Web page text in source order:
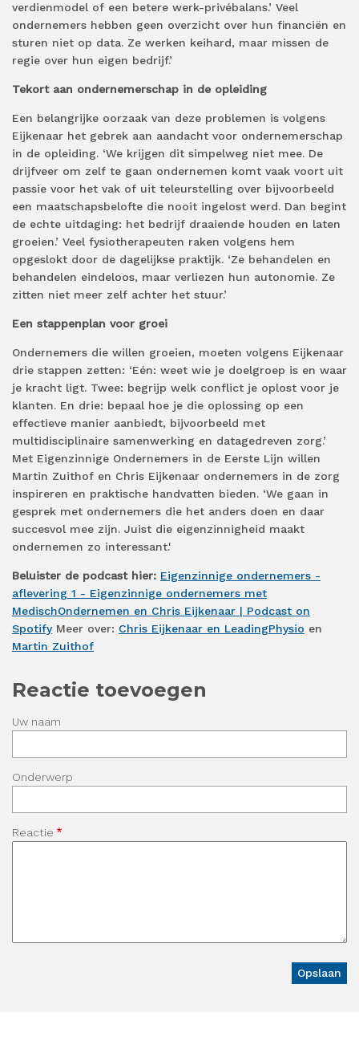
verdienmodel of een betere werk-privébalans.’ Veel
ondernemers hebben geen overzicht over hun financiën en
sturen niet op data. Ze werken keihard, maar missen de
regie over hun eigen bedrijf.’
Tekort aan ondernemerschap in de opleiding
Een belangrijke oorzaak van deze problemen is volgens
Eijkenaar het gebrek aan aandacht voor ondernemerschap
in de opleiding. ‘We krijgen dit simpelweg niet mee. De
drijfveer om zelf te gaan ondernemen komt vaak voort uit
passie voor het vak of uit teleurstelling over bijvoorbeeld
een maatschapsbelofte die nooit ingelost werd. Dan begint
de echte uitdaging: het bedrijf draaiende houden en laten
groeien.’ Veel fysiotherapeuten raken volgens hem
opgeslokt door de dagelijkse praktijk. ‘Ze behandelen en
behandelen eindeloos, maar verliezen hun autonomie. Ze
zitten niet meer zelf achter het stuur.’
Een stappenplan voor groei
Ondernemers die willen groeien, moeten volgens Eijkenaar
drie stappen zetten: ‘Eén: weet wie je doelgroep is en waar
je kracht ligt. Twee: begrijp welk conflict je oplost voor je
klanten. En drie: bepaal hoe je die oplossing op een
effectieve manier aanbiedt, bijvoorbeeld met
multidisciplinaire samenwerking en datagedreven zorg.’
Met Eigenzinnige Ondernemers in de Eerste Lijn willen
Martin Zuithof en Chris Eijkenaar ondernemers in de zorg
inspireren en praktische handvatten bieden. ‘We gaan in
gesprek met ondernemers die het anders doen en daar
succesvol mee zijn. Juist die eigenzinnigheid maakt
ondernemen zo interessant.'
Beluister de podcast hier: Eigenzinnige ondernemers -
aflevering 1 - Eigenzinnige ondernemers met
MedischOndernemen en Chris Eijkenaar | Podcast on
SpotifyMeer over: Chris Eijkenaar en LeadingPhysio en
Martin Zuithof
Reactie toevoegen
Uw naam
Onderwerp
Reactie